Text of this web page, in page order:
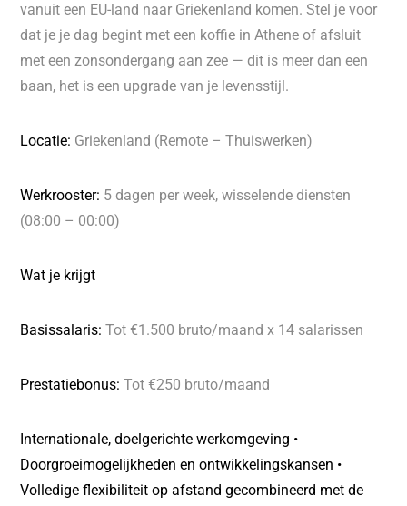
vanuit een EU-land naar Griekenland komen. Stel je voor
dat je je dag begint met een koffie in Athene of afsluit
met een zonsondergang aan zee — dit is meer dan een
baan, het is een upgrade van je levensstijl.
Locatie: Griekenland (Remote – Thuiswerken)
Werkrooster: 5 dagen per week, wisselende diensten
(08:00 – 00:00)
Wat je krijgt
Basissalaris:Tot €1.500 bruto/maand x 14 salarissen
Prestatiebonus:Tot €250 bruto/maand
Internationale, doelgerichte werkomgeving •
Doorgroeimogelijkheden en ontwikkelingskansen •
Volledige flexibiliteit op afstand gecombineerd met de